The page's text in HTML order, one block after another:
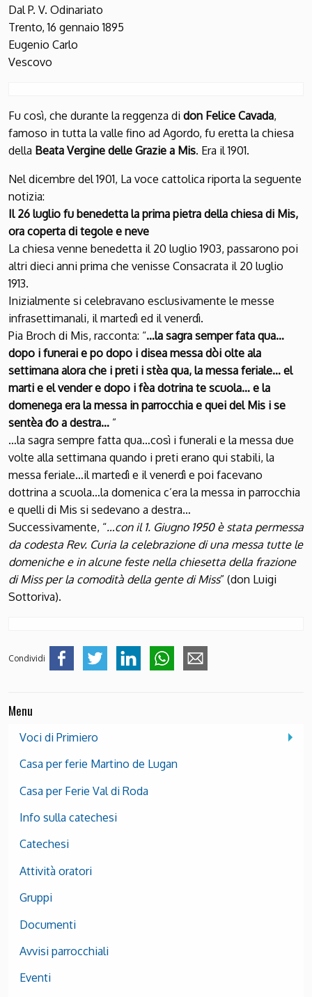
Dal P. V. Odinariato
Trento, 16 gennaio 1895
Eugenio Carlo
Vescovo
Fu così, che durante la reggenza di don Felice Cavada,
famoso in tutta la valle fino ad Agordo, fu eretta la chiesa
della Beata Vergine delle Grazie a Mis. Era il 1901.
Nel dicembre del 1901, La voce cattolica riporta la seguente
notizia:
Il 26 luglio fu benedetta la prima pietra della chiesa di Mis,
ora coperta di tegole e neve
La chiesa venne benedetta il 20 luglio 1903, passarono poi
altri dieci anni prima che venisse Consacrata il 20 luglio
1913.
Inizialmente si celebravano esclusivamente le messe
infrasettimanali, il martedì ed il venerdì.
Pia Broch di Mis, racconta: “…la sagra semper fata qua…
dopo i funerai e po dopo i disea messa dòi olte ala
settimana alora che i preti i stèa qua, la messa feriale… el
marti e el vender e dopo i fèa dotrina te scuola… e la
domenega era la messa in parrocchia e quei del Mis i se
sentèa đo a destra… ”
…la sagra sempre fatta qua…così i funerali e la messa due
volte alla settimana quando i preti erano qui stabili, la
messa feriale…il martedì e il venerdì e poi facevano
dottrina a scuola…la domenica c’era la messa in parrocchia
e quelli di Mis si sedevano a destra…
Successivamente, “…con il 1. Giugno 1950 è stata permessa
da codesta Rev. Curia la celebrazione di una messa tutte le
domeniche e in alcune feste nella chiesetta della frazione
di Miss per la comodità della gente di Miss” (don Luigi
Sottoriva).
Condividi
Menu
Voci di Primiero
Casa per ferie Martino de Lugan
Casa per Ferie Val di Roda
Info sulla catechesi
Catechesi
Attività oratori
Gruppi
Documenti
Avvisi parrocchiali
Eventi